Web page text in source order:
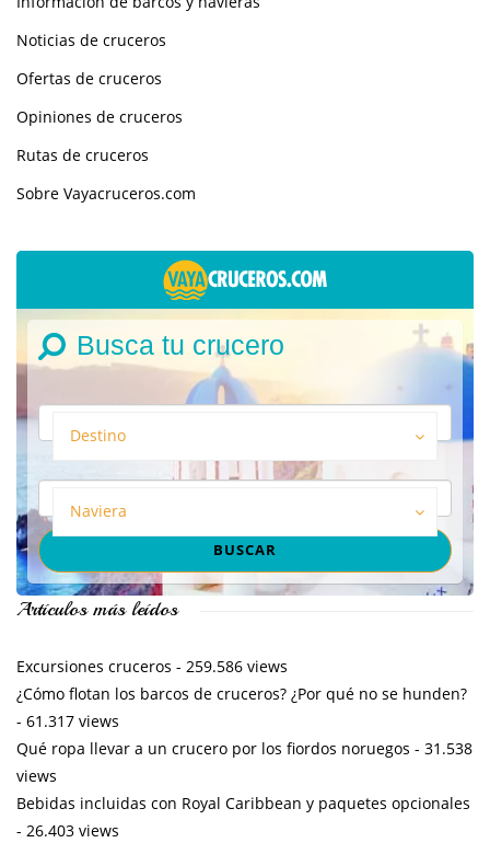
Noticias de cruceros
Ofertas de cruceros
Opiniones de cruceros
Rutas de cruceros
Sobre Vayacruceros.com
Busca tu crucero
Destino
Naviera
Artículos más leídos
Excursiones cruceros - 259.586 views
¿Cómo flotan los barcos de cruceros? ¿Por qué no se hunden?
- 61.317 views
Qué ropa llevar a un crucero por los fiordos noruegos - 31.538
views
Bebidas incluidas con Royal Caribbean y paquetes opcionales
- 26.403 views